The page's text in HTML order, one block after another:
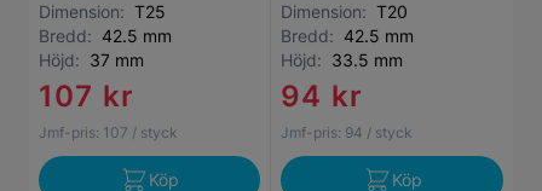
Dimension: T25
Bredd: 42.5 mm
Höjd: 37 mm
107 kr
Jmf-pris: 107 / styck
Köp
Dimension: T20
Bredd: 42.5 mm
Höjd: 33.5 mm
94 kr
Jmf-pris: 94 / styck
Köp